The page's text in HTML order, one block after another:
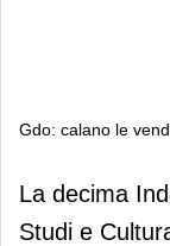
Gdo: calano le
Gdo:
cosmetico
La decima
Studi e